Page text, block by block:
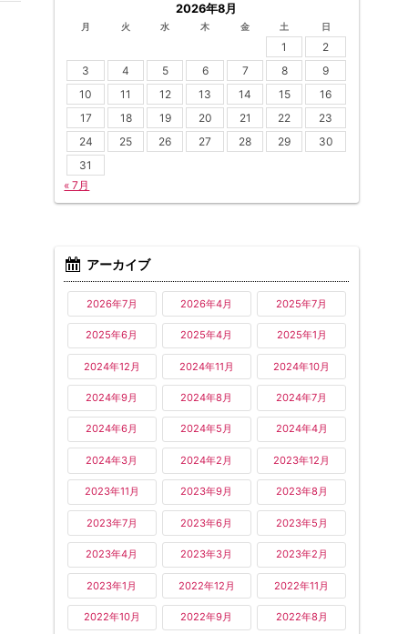
2026年8月
月 火 水 木 金 土 日
1
2
3
4 5 6 7 8
9
10
11 12 13 14 15
16
17
18 19 20 21 22
23
24
25 26 27 28 29
30
31
« 7月
アーカイブ
2026年7月 2026年4月 2025年7月
2025年6月 2025年4月 2025年1月
2024年12月 2024年11月 2024年10月
2024年9月 2024年8月 2024年7月
2024年6月 2024年5月 2024年4月
2024年3月 2024年2月 2023年12月
2023年11月 2023年9月 2023年8月
2023年7月 2023年6月 2023年5月
2023年4月 2023年3月 2023年2月
2023年1月 2022年12月 2022年11月
2022年10月 2022年9月 2022年8月